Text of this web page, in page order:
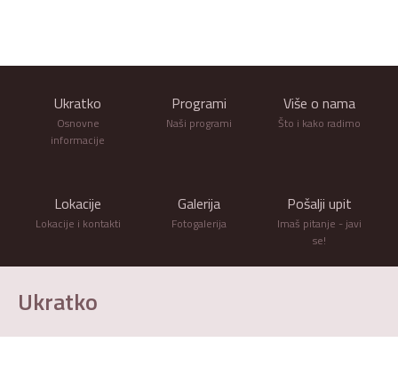
Ukratko
Osnovne
informacije
Programi
Naši programi
Više o nama
Što i kako radimo
Lokacije
Lokacije i kontakti
Galerija
Fotogalerija
Pošalji upit
Imaš pitanje - javi
se!
Ukratko